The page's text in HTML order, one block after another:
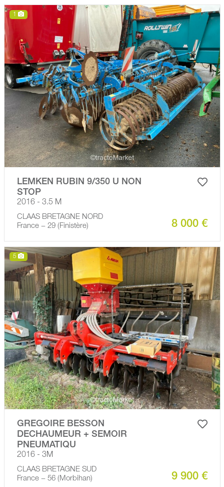
1
LEMKEN RUBIN 9/350 U NON
STOP
2016 - 3.5 M
CLAAS BRETAGNE NORD
France − 29 (Finistère)
8 000 €
5
GREGOIRE BESSON
DECHAUMEUR + SEMOIR
PNEUMATIQU
2016 - 3M
CLAAS BRETAGNE SUD
France − 56 (Morbihan)
9 900 €